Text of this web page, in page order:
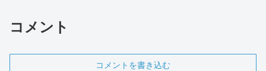
コメント
コメントを書き込む